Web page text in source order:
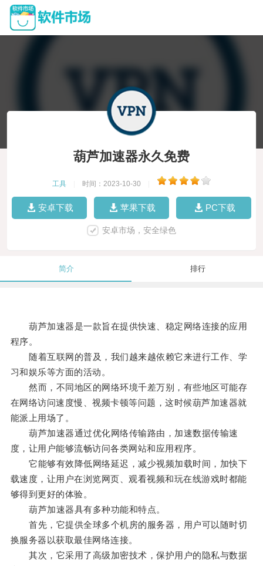
葫芦加速器永久免费
工具 时间：2023-10-30
安卓下载 苹果下载 PC下载
安卓市场，安全绿色
简介 排行
葫芦加速器是一款旨在提供快速、稳定网络连接的应用
程序。
随着互联网的普及，我们越来越依赖它来进行工作、学
习和娱乐等方面的活动。
然而，不同地区的网络环境千差万别，有些地区可能存
在网络访问速度慢、视频卡顿等问题，这时候葫芦加速器就
能派上用场了。
葫芦加速器通过优化网络传输路由，加速数据传输速
度，让用户能够流畅访问各类网站和应用程序。
它能够有效降低网络延迟，减少视频加载时间，加快下
载速度，让用户在浏览网页、观看视频和玩在线游戏时都能
够得到更好的体验。
葫芦加速器具有多种功能和特点。
首先，它提供全球多个机房的服务器，用户可以随时切
换服务器以获取最佳网络连接。
其次，它采用了高级加密技术，保护用户的隐私与数据